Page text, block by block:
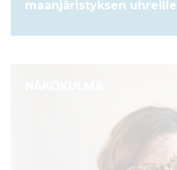
maanjäristyksen uhreille